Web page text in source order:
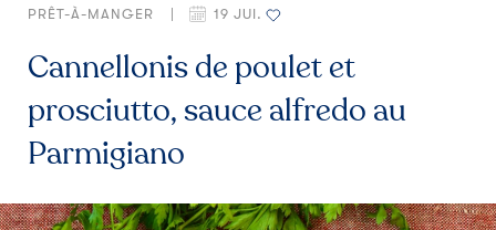
Environnement
Producteurs
Questions et réponses
Zone de livraison
PRÊT-À-MANGER 19 JUI.
Cannellonis de poulet et
prosciutto, sauce alfredo au
Parmigiano